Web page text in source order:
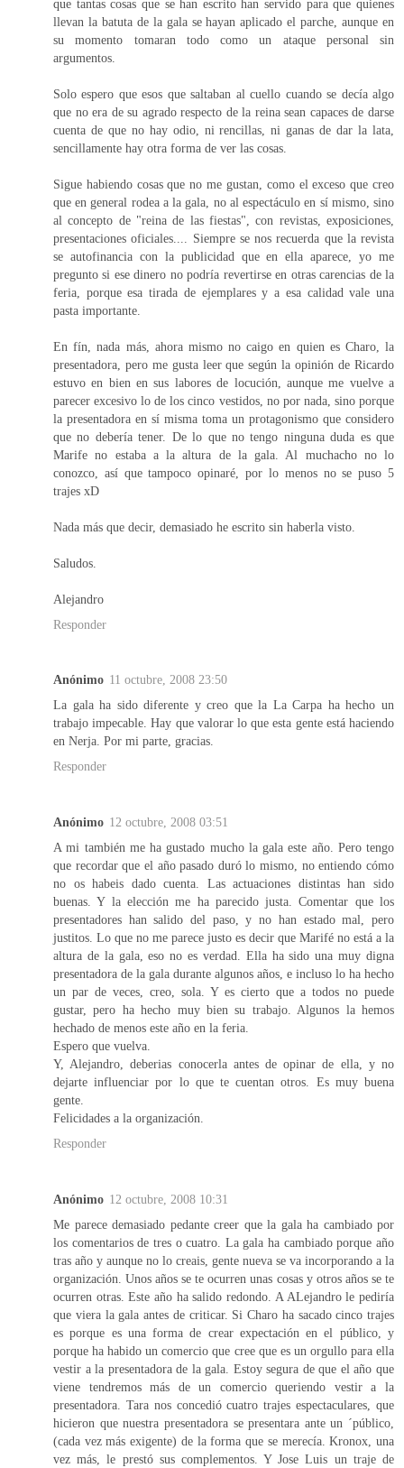
que tantas cosas que se han escrito han servido para que quienes
llevan la batuta de la gala se hayan aplicado el parche, aunque en
su momento tomaran todo como un ataque personal sin
argumentos.
Solo espero que esos que saltaban al cuello cuando se decía algo
que no era de su agrado respecto de la reina sean capaces de darse
cuenta de que no hay odio, ni rencillas, ni ganas de dar la lata,
sencillamente hay otra forma de ver las cosas.
Sigue habiendo cosas que no me gustan, como el exceso que creo
que en general rodea a la gala, no al espectáculo en sí mismo, sino
al concepto de "reina de las fiestas", con revistas, exposiciones,
presentaciones oficiales.... Siempre se nos recuerda que la revista
se autofinancia con la publicidad que en ella aparece, yo me
pregunto si ese dinero no podría revertirse en otras carencias de la
feria, porque esa tirada de ejemplares y a esa calidad vale una
pasta importante.
En fín, nada más, ahora mismo no caigo en quien es Charo, la
presentadora, pero me gusta leer que según la opinión de Ricardo
estuvo en bien en sus labores de locución, aunque me vuelve a
parecer excesivo lo de los cinco vestidos, no por nada, sino porque
la presentadora en sí misma toma un protagonismo que considero
que no debería tener. De lo que no tengo ninguna duda es que
Marife no estaba a la altura de la gala. Al muchacho no lo
conozco, así que tampoco opinaré, por lo menos no se puso 5
trajes xD
Nada más que decir, demasiado he escrito sin haberla visto.
Saludos.
Alejandro
Responder
Anónimo 11 octubre, 2008 23:50
La gala ha sido diferente y creo que la La Carpa ha hecho un
trabajo impecable. Hay que valorar lo que esta gente está haciendo
en Nerja. Por mi parte, gracias.
Responder
Anónimo 12 octubre, 2008 03:51
A mi también me ha gustado mucho la gala este año. Pero tengo
que recordar que el año pasado duró lo mismo, no entiendo cómo
no os habeis dado cuenta. Las actuaciones distintas han sido
buenas. Y la elección me ha parecido justa. Comentar que los
presentadores han salido del paso, y no han estado mal, pero
justitos. Lo que no me parece justo es decir que Marifé no está a la
altura de la gala, eso no es verdad. Ella ha sido una muy digna
presentadora de la gala durante algunos años, e incluso lo ha hecho
un par de veces, creo, sola. Y es cierto que a todos no puede
gustar, pero ha hecho muy bien su trabajo. Algunos la hemos
hechado de menos este año en la feria.
Espero que vuelva.
Y, Alejandro, deberias conocerla antes de opinar de ella, y no
dejarte influenciar por lo que te cuentan otros. Es muy buena
gente.
Felicidades a la organización.
Responder
Anónimo 12 octubre, 2008 10:31
Me parece demasiado pedante creer que la gala ha cambiado por
los comentarios de tres o cuatro. La gala ha cambiado porque año
tras año y aunque no lo creais, gente nueva se va incorporando a la
organización. Unos años se te ocurren unas cosas y otros años se te
ocurren otras. Este año ha salido redondo. A ALejandro le pediría
que viera la gala antes de criticar. Si Charo ha sacado cinco trajes
es porque es una forma de crear expectación en el público, y
porque ha habido un comercio que cree que es un orgullo para ella
vestir a la presentadora de la gala. Estoy segura de que el año que
viene tendremos más de un comercio queriendo vestir a la
presentadora. Tara nos concedió cuatro trajes espectaculares, que
hicieron que nuestra presentadora se presentara ante un ´público,
(cada vez más exigente) de la forma que se merecía. Kronox, una
vez más, le prestó sus complementos. Y Jose Luis un traje de